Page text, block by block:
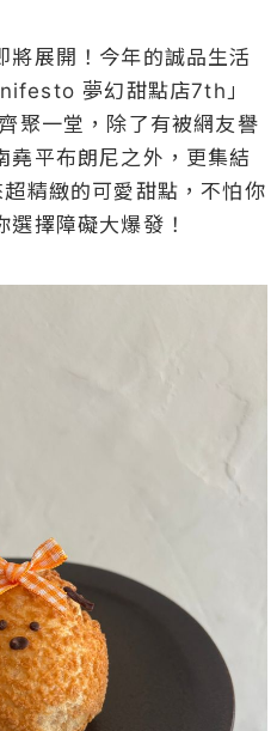
將展開！今年的誠品生活
夢幻甜點店7th」
聚一堂，除了有被網友譽
堯平布朗尼之外，更集結
精緻的可愛甜點，不怕你
擇障礙大爆發！